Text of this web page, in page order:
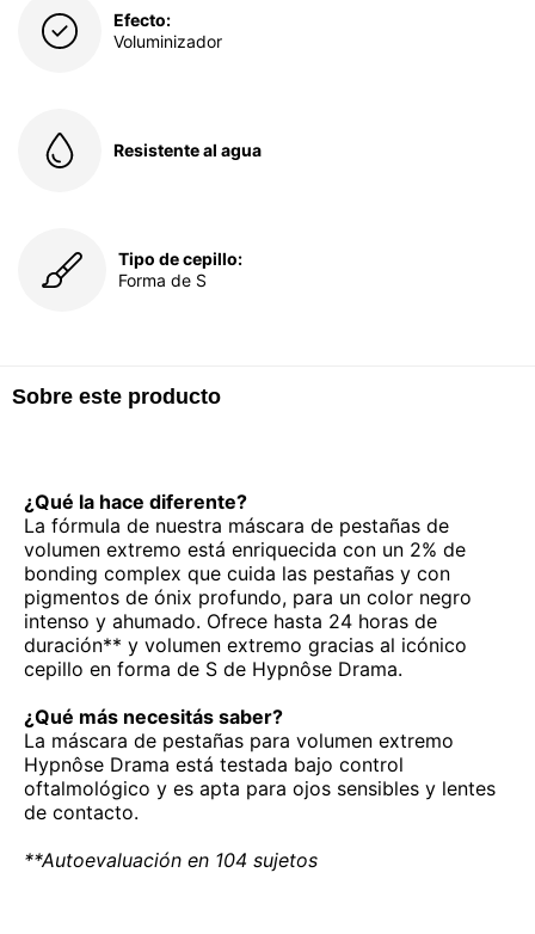
Efecto:
Voluminizador
Resistente al agua
Tipo de cepillo:
Forma de S
Sobre este producto
¿Qué la hace diferente?
La fórmula de nuestra máscara de pestañas de
volumen extremo está enriquecida con un 2% de
bonding complex que cuida las pestañas y con
pigmentos de ónix profundo, para un color negro
intenso y ahumado. Ofrece hasta 24 horas de
duración** y volumen extremo gracias al icónico
cepillo en forma de S de Hypnôse Drama.
¿Qué más necesitás saber?
La máscara de pestañas para volumen extremo
Hypnôse Drama está testada bajo control
oftalmológico y es apta para ojos sensibles y lentes
de contacto.
**Autoevaluación en 104 sujetos